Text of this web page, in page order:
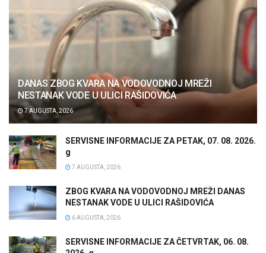
DANAS ZBOG KVARA NA VODOVODNOJ MREŽI
NESTANAK VODE U ULICI RAŠIDOVIĆA
7 AUGUSTA, 2026
SERVISNE INFORMACIJE ZA PETAK, 07. 08. 2026.
g
7 AUGUSTA, 2026
ZBOG KVARA NA VODOVODNOJ MREŽI DANAS
NESTANAK VODE U ULICI RAŠIDOVIĆA
6 AUGUSTA, 2026
SERVISNE INFORMACIJE ZA ČETVRTAK, 06. 08.